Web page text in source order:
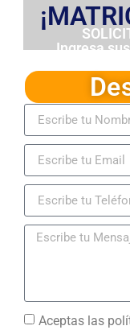
Ingresa
Aceptas las